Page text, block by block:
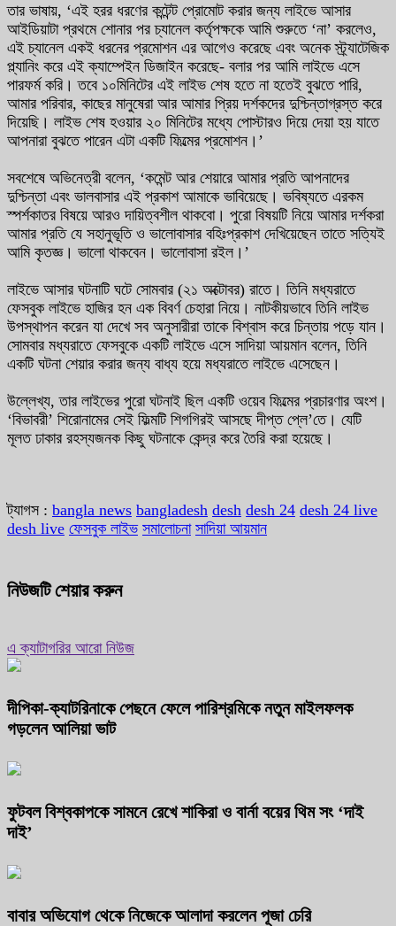
তার ভাষায়, ‘এই হরর ধরণের কন্টেন্ট প্রোমোট করার জন্য লাইভে আসার
আইডিয়াটা প্রথমে শোনার পর চ্যানেল কর্তৃপক্ষকে আমি শুরুতে ‘না’ করলেও,
এই চ্যানেল একই ধরনের প্রমোশন এর আগেও করেছে এবং অনেক স্ট্র্যাটেজিক
প্ল্যানিং করে এই ক্যাম্পেইন ডিজাইন করেছে- বলার পর আমি লাইভে এসে
পারফর্ম করি। তবে ১০মিনিটের এই লাইভ শেষ হতে না হতেই বুঝতে পারি,
আমার পরিবার, কাছের মানুষেরা আর আমার প্রিয় দর্শকদের দুশ্চিন্তাগ্রস্ত করে
দিয়েছি। লাইভ শেষ হওয়ার ২০ মিনিটের মধ্যে পোস্টারও দিয়ে দেয়া হয় যাতে
আপনারা বুঝতে পারেন এটা একটি ফিল্মের প্রমোশন।’
সবশেষে অভিনেত্রী বলেন, ‘কমেন্ট আর শেয়ারে আমার প্রতি আপনাদের
দুশ্চিন্তা এবং ভালবাসার এই প্রকাশ আমাকে ভাবিয়েছে। ভবিষ্যতে এরকম
স্পর্শকাতর বিষয়ে আরও দায়িত্বশীল থাকবো। পুরো বিষয়টি নিয়ে আমার দর্শকরা
আমার প্রতি যে সহানুভূতি ও ভালোবাসার বহিঃপ্রকাশ দেখিয়েছেন তাতে সত্যিই
আমি কৃতজ্ঞ। ভালো থাকবেন। ভালোবাসা রইল।’
লাইভে আসার ঘটনাটি ঘটে সোমবার (২১ অক্টোবর) রাতে। তিনি মধ্যরাতে
ফেসবুক লাইভে হাজির হন এক বিবর্ণ চেহারা নিয়ে। নাটকীয়ভাবে তিনি লাইভ
উপস্থাপন করেন যা দেখে সব অনুসারীরা তাকে বিশ্বাস করে চিন্তায় পড়ে যান।
সোমবার মধ্যরাতে ফেসবুকে একটি লাইভে এসে সাদিয়া আয়মান বলেন, তিনি
একটি ঘটনা শেয়ার করার জন্য বাধ্য হয়ে মধ্যরাতে লাইভে এসেছেন।
উল্লেখ্য, তার লাইভের পুরো ঘটনাই ছিল একটি ওয়েব ফিল্মের প্রচারণার অংশ।
‘বিভাবরী’ শিরোনামের সেই ফিল্মটি শিগগিরই আসছে দীপ্ত প্লে’তে। যেটি
মূলত ঢাকার রহস্যজনক কিছু ঘটনাকে কেন্দ্র করে তৈরি করা হয়েছে।
ট্যাগস : bangla news bangladesh desh desh 24 desh 24 live
desh live ফেসবুক লাইভ সমালোচনা সাদিয়া আয়মান
নিউজটি শেয়ার করুন
এ ক্যাটাগরির আরো নিউজ
দীপিকা-ক্যাটরিনাকে পেছনে ফেলে পারিশ্রমিকে নতুন মাইলফলক
গড়লেন আলিয়া ভাট
ফুটবল বিশ্বকাপকে সামনে রেখে শাকিরা ও বার্না বয়ের থিম সং ‘দাই
দাই’
বাবার অভিযোগ থেকে নিজেকে আলাদা করলেন পূজা চেরি